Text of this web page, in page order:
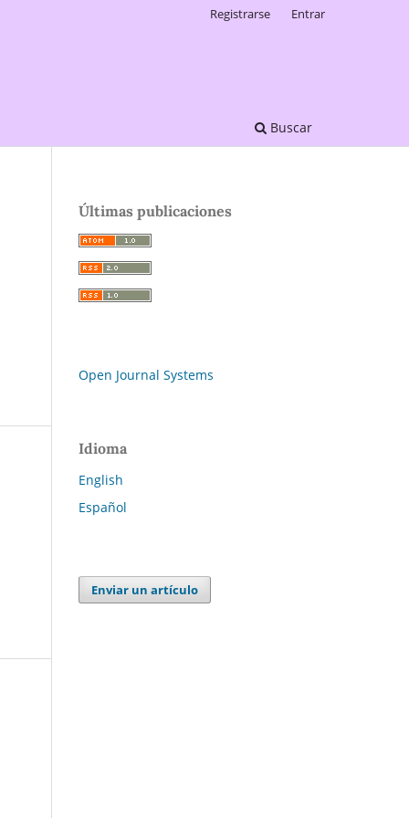
Buscar
Registrarse Entrar
Últimas publicaciones
Open Journal Systems
Idioma
English
Español
Enviar un artículo